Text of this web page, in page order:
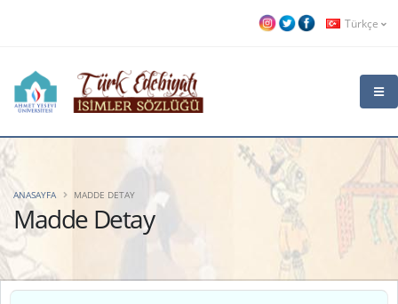
Türkçe
Madde Detay
ANASAYFA MADDE DETAY